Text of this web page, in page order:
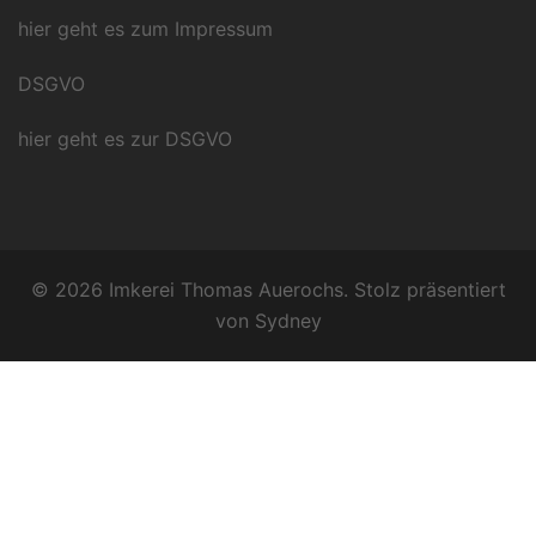
hier geht es zum Impressum
DSGVO
hier geht es zur DSGVO
© 2026 Imkerei Thomas Auerochs. Stolz präsentiert
von Sydney